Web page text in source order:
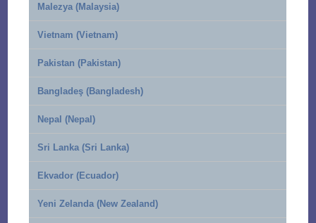
Malezya (Malaysia)
Vietnam (Vietnam)
Pakistan (Pakistan)
Bangladeş (Bangladesh)
Nepal (Nepal)
Sri Lanka (Sri Lanka)
Ekvador (Ecuador)
Yeni Zelanda (New Zealand)